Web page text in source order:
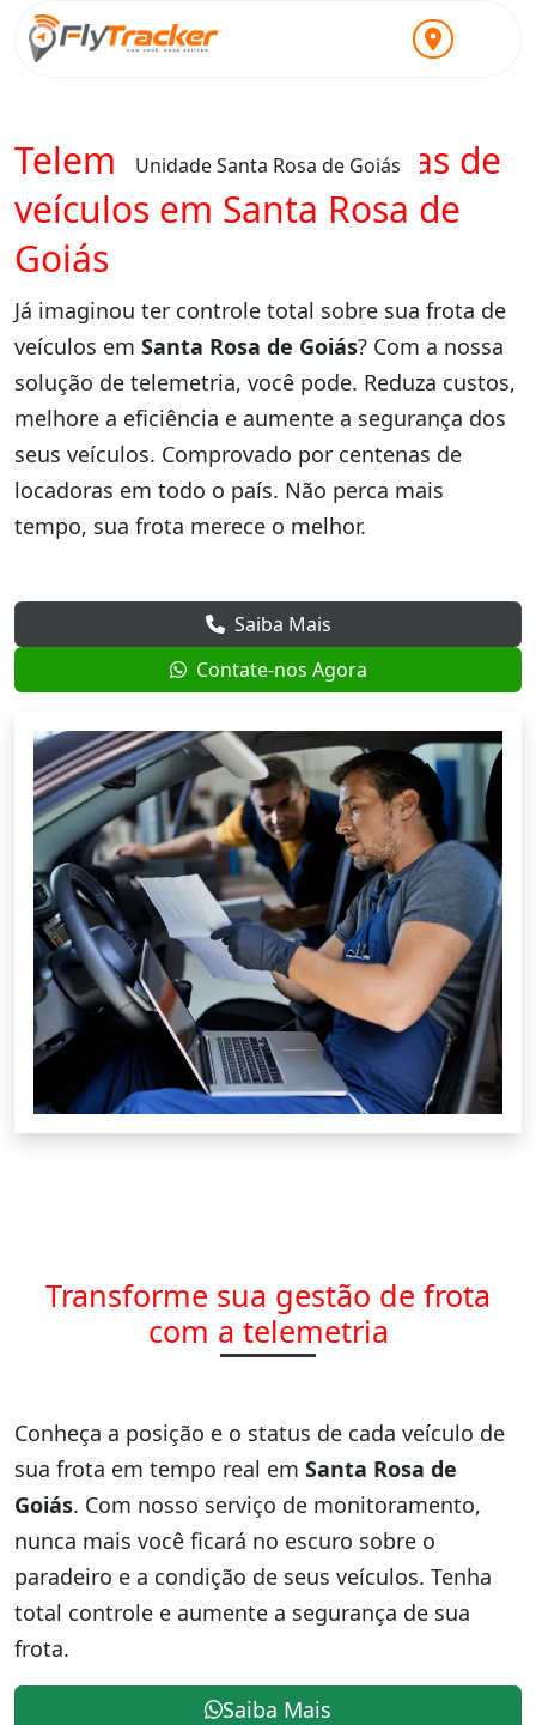
Unidade Santa Rosa de Goiás
Telemetria para locadoras de
veículos em Santa Rosa de
Goiás
Já imaginou ter controle total sobre sua frota de
veículos em Santa Rosa de Goiás? Com a nossa
solução de telemetria, você pode. Reduza custos,
melhore a eficiência e aumente a segurança dos
seus veículos. Comprovado por centenas de
locadoras em todo o país. Não perca mais
tempo, sua frota merece o melhor.
Saiba Mais
Contate-nos Agora
Transforme sua gestão de frota
com a telemetria
Conheça a posição e o status de cada veículo de
sua frota em tempo real em Santa Rosa de
Goiás. Com nosso serviço de monitoramento,
nunca mais você ficará no escuro sobre o
paradeiro e a condição de seus veículos. Tenha
total controle e aumente a segurança de sua
frota.
Saiba Mais